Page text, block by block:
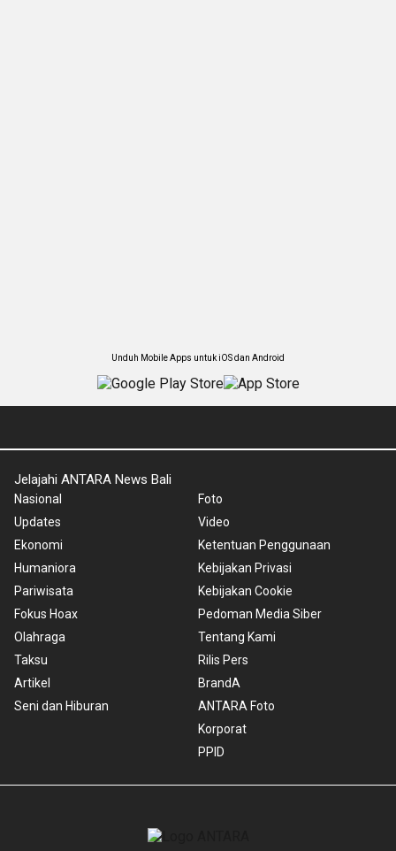
Unduh Mobile Apps untuk iOS dan Android
Jelajahi ANTARA News Bali
Nasional
Updates
Ekonomi
Humaniora
Pariwisata
Fokus Hoax
Olahraga
Taksu
Artikel
Seni dan Hiburan
Foto
Video
Ketentuan Penggunaan
Kebijakan Privasi
Kebijakan Cookie
Pedoman Media Siber
Tentang Kami
Rilis Pers
BrandA
ANTARA Foto
Korporat
PPID